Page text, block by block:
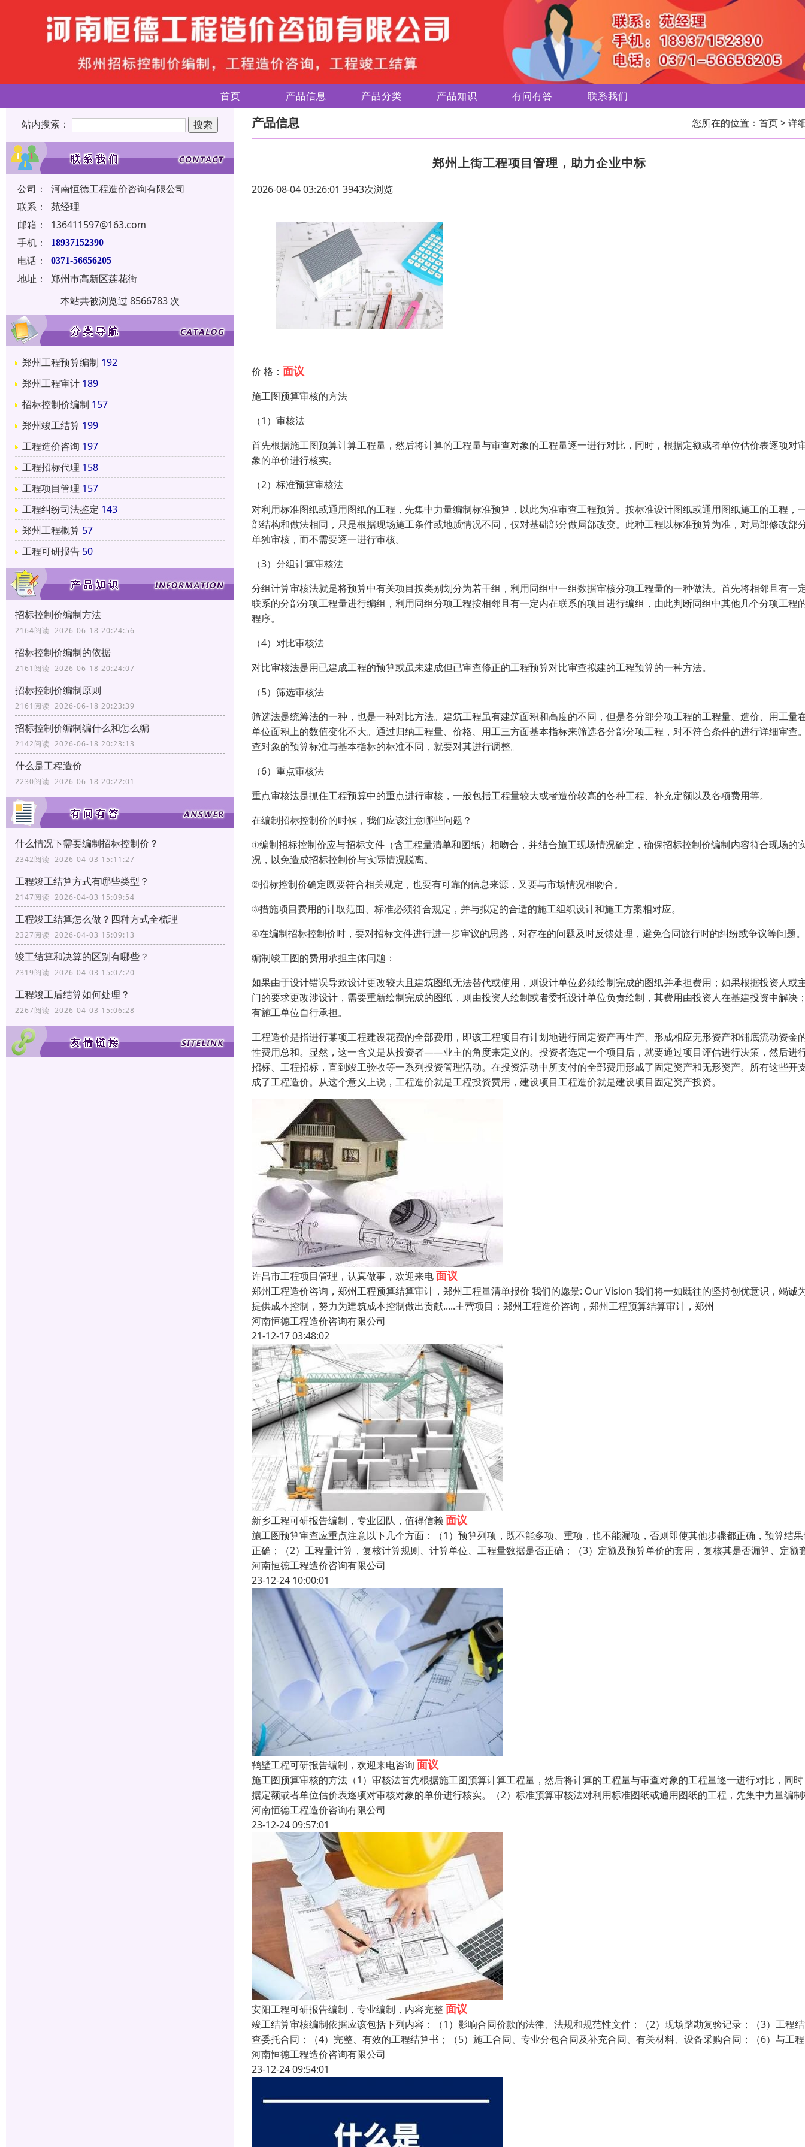
首页 产品信息 产品分类 产品知识 有问有答 联系我们
站内搜索：
公司：
河南恒德工程造价咨询有限公司
联系：
苑经理
邮箱：
136411597@163.com
手机：
18937152390
电话： 0371-56656205
地址：
郑州市高新区莲花街
本站共被浏览过 8566783 次
郑州工程预算编制 192
郑州工程审计 189
招标控制价编制 157
郑州竣工结算 199
工程造价咨询 197
工程招标代理 158
工程项目管理 157
工程纠纷司法鉴定 143
郑州工程概算 57
工程可研报告 50
招标控制价编制方法
2164阅读 2026-06-18 20:24:56
招标控制价编制的依据
2161阅读 2026-06-18 20:24:07
招标控制价编制原则
2161阅读 2026-06-18 20:23:39
招标控制价编制编什么和怎么编
2142阅读 2026-06-18 20:23:13
什么是工程造价
2230阅读 2026-06-18 20:22:01
什么情况下需要编制招标控制价？
2342阅读 2026-04-03 15:11:27
工程竣工结算方式有哪些类型？
2147阅读 2026-04-03 15:09:54
工程竣工结算怎么做？四种方式全梳理
2327阅读 2026-04-03 15:09:13
竣工结算和决算的区别有哪些？
2319阅读 2026-04-03 15:07:20
工程竣工后结算如何处理？
2267阅读 2026-04-03 15:06:28
产品信息 您所在的位置： 首页> 详
郑州上街工程项目管理，助力企业中标
2026-08-04 03:26:01 3943次浏览
价 格： 面议
施工图预算审核的方法
（1）审核法
首先根据施工图预算计算工程量，然后将计算的工程量与审查对象的工程量逐一进行对比，同时，根据定额或者单位估价表逐项对
象的单价进行核实。
（2）标准预算审核法
对利用标准图纸或通用图纸的工程，先集中力量编制标准预算，以此为准审查工程预算。按标准设计图纸或通用图纸施工的工程，
部结构和做法相同，只是根据现场施工条件或地质情况不同，仅对基础部分做局部改变。此种工程以标准预算为准，对局部修改部
单独审核，而不需要逐一进行审核。
（3）分组计算审核法
分组计算审核法就是将预算中有关项目按类别划分为若干组，利用同组中一组数据审核分项工程量的一种做法。首先将相邻且有一
联系的分部分项工程量进行编组，利用同组分项工程按相邻且有一定内在联系的项目进行编组，由此判断同组中其他几个分项工程
程序。
（4）对比审核法
对比审核法是用已建成工程的预算或虽未建成但已审查修正的工程预算对比审查拟建的工程预算的一种方法。
（5）筛选审核法
筛选法是统筹法的一种，也是一种对比方法。建筑工程虽有建筑面积和高度的不同，但是各分部分项工程的工程量、造价、用工量
单位面积上的数值变化不大。通过归纳工程量、价格、用工三方面基本指标来筛选各分部分项工程，对不符合条件的进行详细审查
查对象的预算标准与基本指标的标准不同，就要对其进行调整。
（6）重点审核法
重点审核法是抓住工程预算中的重点进行审核，一般包括工程量较大或者造价较高的各种工程、补充定额以及各项费用等。
在编制招标控制价的时候，我们应该注意哪些问题？
①编制招标控制价应与招标文件（含工程量清单和图纸）相吻合，并结合施工现场情况确定，确保招标控制价编制内容符合现场的
况，以免造成招标控制价与实际情况脱离。
②招标控制价确定既要符合相关规定，也要有可靠的信息来源，又要与市场情况相吻合。
③措施项目费用的计取范围、标准必须符合规定，并与拟定的合适的施工组织设计和施工方案相对应。
④在编制招标控制价时，要对招标文件进行进一步审议的思路，对存在的问题及时反馈处理，避免合同旅行时的纠纷或争议等问题。
编制竣工图的费用承担主体问题：
如果由于设计错误导致设计更改较大且建筑图纸无法替代或使用，则设计单位必须绘制完成的图纸并承担费用；如果根据投资人或
门的要求更改涉设计，需要重新绘制完成的图纸，则由投资人绘制或者委托设计单位负责绘制，其费用由投资人在基建投资中解决
有施工单位自行承担。
工程造价是指进行某项工程建设花费的全部费用，即该工程项目有计划地进行固定资产再生产、形成相应无形资产和铺底流动资金
性费用总和。显然，这一含义是从投资者——业主的角度来定义的。投资者选定一个项目后，就要通过项目评估进行决策，然后进
招标、工程招标，直到竣工验收等一系列投资管理活动。在投资活动中所支付的全部费用形成了固定资产和无形资产。所有这些开
成了工程造价。从这个意义上说，工程造价就是工程投资费用，建设项目工程造价就是建设项目固定资产投资。
许昌市工程项目管理，认真做事，欢迎来电面议
郑州工程造价咨询，郑州工程预算结算审计，郑州工程量清单报价 我们的愿景: Our Vision 我们将一如既往的坚持创优意识，竭诚
提供成本控制，努力为建筑成本控制做出贡献.....主营项目：郑州工程造价咨询，郑州工程预算结算审计，郑州
河南恒德工程造价咨询有限公司
21-12-17 03:48:02
新乡工程可研报告编制，专业团队，值得信赖 面议
施工图预算审查应重点注意以下几个方面：（1）预算列项，既不能多项、重项，也不能漏项，否则即使其他步骤都正确，预算结
正确；（2）工程量计算，复核计算规则、计算单位、工程量数据是否正确；（3）定额及预算单价的套用，复核其是否漏算、定额
河南恒德工程造价咨询有限公司
23-12-24 10:00:01
鹤壁工程可研报告编制，欢迎来电咨询 面议
施工图预算审核的方法（1）审核法首先根据施工图预算计算工程量，然后将计算的工程量与审查对象的工程量逐一进行对比，同
据定额或者单位估价表逐项对审核对象的单价进行核实。（2）标准预算审核法对利用标准图纸或通用图纸的工程，先集中力量编
河南恒德工程造价咨询有限公司
23-12-24 09:57:01
安阳工程可研报告编制，专业编制，内容完整面议
竣工结算审核编制依据应该包括下列内容：（1）影响合同价款的法律、法规和规范性文件；（2）现场踏勘复验记录；（3）工程
查委托合同；（4）完整、有效的工程结算书；（5）施工合同、专业分包合同及补充合同、有关材料、设备采购合同；（6）与工程
河南恒德工程造价咨询有限公司
23-12-24 09:54:01